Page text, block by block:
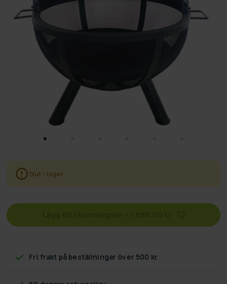
Slut i lager
Fri frakt på beställningar över 500 kr